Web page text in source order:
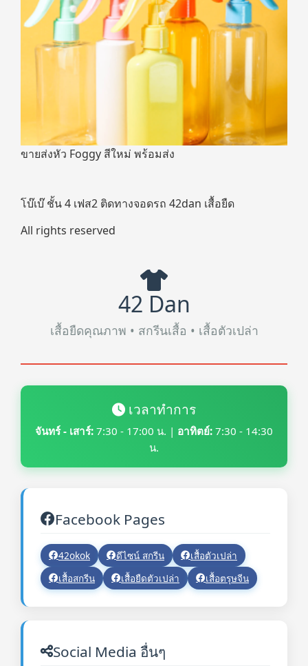
ขายส่งหัว Foggy สีใหม่ พร้อมส่ง
โบ๊เบ๊ ชั้น 4 เฟส2 ติดทางจอดรถ 42dan เสื้อยืด
All rights reserved
42 Dan
เสื้อยืดคุณภาพ • สกรีนเสื้อ • เสื้อตัวเปล่า
เวลาทำการ
จันทร์ - เสาร์: 7:30 - 17:00 น. | อาทิตย์: 7:30 - 14:30
น.
Facebook Pages
42okok ดีไซน์ สกรีน
เสื้อตัวเปล่า
เสื้อสกรีน
เสื้อยืดตัวเปล่า เสื้อตรุษจีน
Social Media อื่นๆ